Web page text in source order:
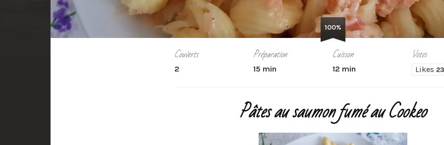
100%
Couverts
2
Préparation
15 min
Cuisson
12 min
Votes
Likes 23
Pâtes au saumon fumé au Cookeo